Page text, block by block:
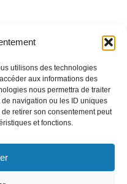
utilisons des technologies
aux informations des
nous permettra de traiter
navigation ou les ID uniques
retirer son consentement peut
et fonctions.